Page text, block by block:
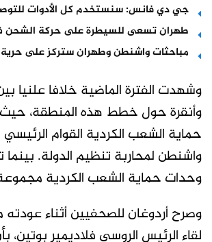
جي دي فانس: سنستخدم كل الأدوات
طهران تسعى للسيطرة على حركة الشحن
مباحثات واشنطن وطهران ستركز على حرية
وشهدت الفترة الماضية خلافا علنيا
وأنقرة حول خطط هذه المنطقة،
حماية الشعب الكردية القوام
واشنطن لمحاربة تنظيم الدولة. بينما
وحدات حماية الشعب الكردية
وصرح أردوغان للصحفيين أثناء
لقاء الرئيس الروسي فلاديمير بوتين،